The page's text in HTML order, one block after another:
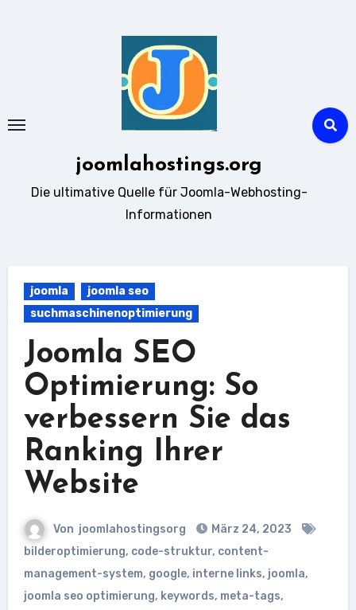
joomlahostings.org
Die ultimative Quelle für Joomla-Webhosting-
Informationen
joomla
joomla seo
suchmaschinenoptimierung
Joomla SEO
Optimierung: So
verbessern Sie das
Ranking Ihrer
Website
Von joomlahostingsorg
März 24, 2023
bilderoptimierung, code-struktur, content-
management-system, google, interne links, joomla,
joomla seo optimierung, keywords, meta-tags,